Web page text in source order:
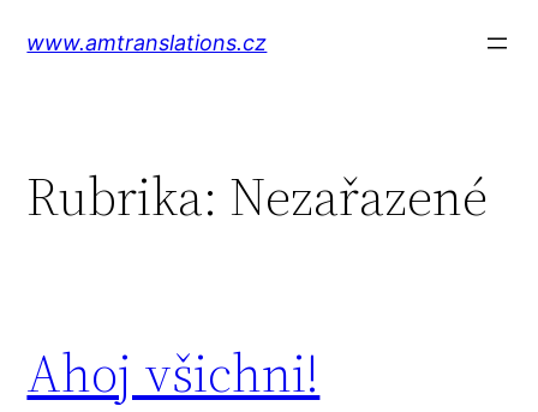
www.amtranslations.cz
Rubrika: Nezařazené
Ahoj všichni!